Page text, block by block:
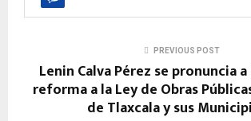
PREVIOUS POST
Lenin Calva Pérez se pronuncia
reforma a la Ley de Obras
de Tlaxcala y sus